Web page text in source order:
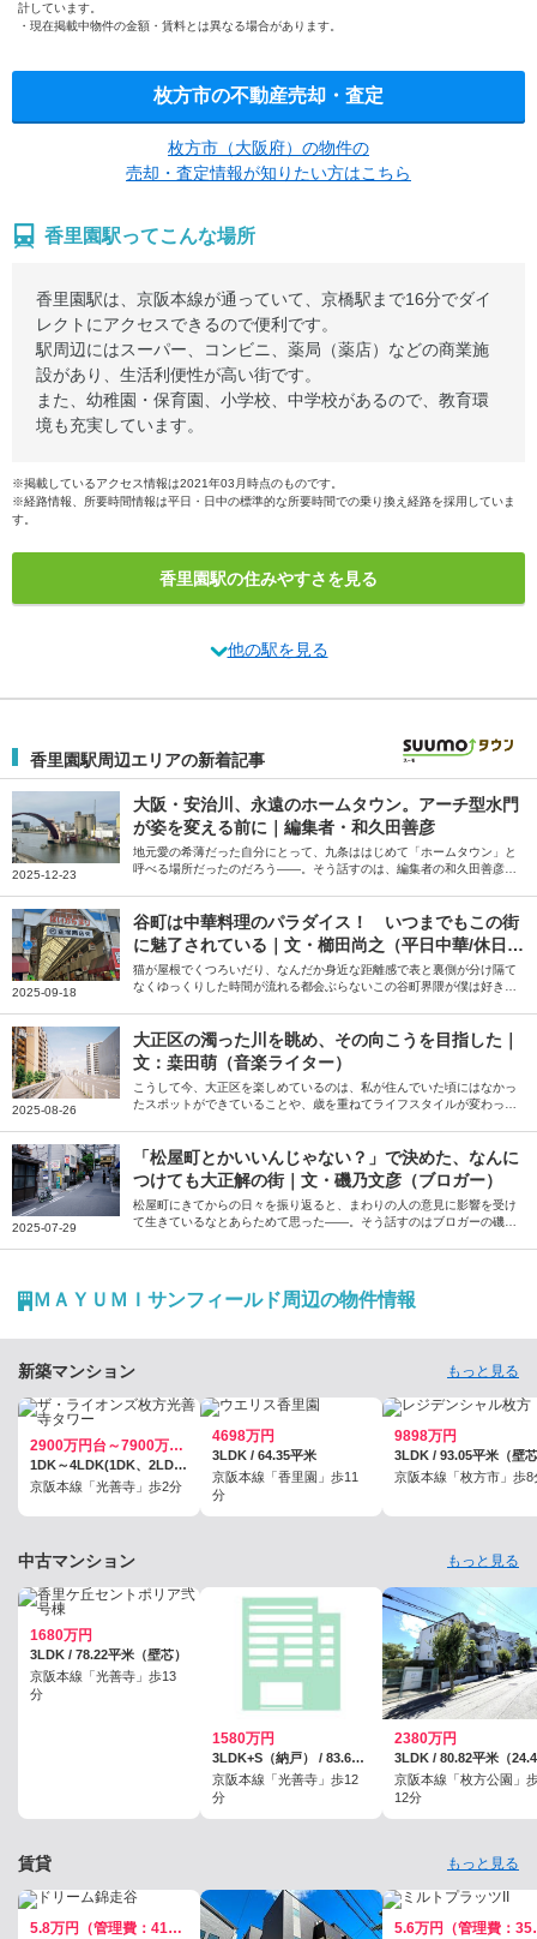
計しています。
現在掲載中物件の金額・賃料とは異なる場合があります。
枚方市の不動産売却・査定
枚方市（大阪府）の物件の
売却・査定情報が知りたい方はこちら
香里園駅ってこんな場所
香里園駅は、京阪本線が通っていて、京橋駅まで16分でダイ
レクトにアクセスできるので便利です。
駅周辺にはスーパー、コンビニ、薬局（薬店）などの商業施
設があり、生活利便性が高い街です。
また、幼稚園・保育園、小学校、中学校があるので、教育環
境も充実しています。
※掲載しているアクセス情報は2021年03月時点のものです。
※経路情報、所要時間情報は平日・日中の標準的な所要時間での乗り換え経路を採用していま
す。
香里園駅の住みやすさを見る
他の駅を見る
香里園駅周辺エリアの新着記事
2025-12-23
大阪・安治川、永遠のホームタウン。アーチ型水門
が姿を変える前に｜編集者・和久田善彦
地元愛の希薄だった自分にとって、九条ははじめて「ホームタウン」と
呼べる場所だったのだろう――。そう話すのは、編集者の和久田善彦さ
2025-09-18
谷町は中華料理のパラダイス！ いつまでもこの街
に魅了されている｜文・櫛田尚之（平日中華/休日中
華 代表）
猫が屋根でくつろいだり、なんだか身近な距離感で表と裏側が分け隔て
なくゆっくりした時間が流れる都会ぶらないこの谷町界隈が僕は好きだ
いただきました。
2025-08-26
大正区の濁った川を眺め、その向こうを目指した｜
文：桒田萌（音楽ライター）
こうして今、大正区を楽しめているのは、私が住んでいた頃にはなかっ
たスポットができていることや、歳を重ねてライフスタイルが変わった
っていただきました。
2025-07-29
「松屋町とかいいんじゃない？」で決めた、なんに
つけても大正解の街｜文・磯乃文彦（ブロガー）
松屋町にきてからの日々を振り返ると、まわりの人の意見に影響を受け
て生きているなとあらためて思った――。そう話すのはブロガーの磯乃
ＭＡＹＵＭＩサンフィールド周辺の物件情報
新築マンション もっと見る
2900万円台～7900万円台／予定
1DK～4LDK(1DK、2LDK+S、3LDK+SIC、3LDK+WIC、4LDK) / 36平米～78.73平米
京阪本線「光善寺」歩2分
4698万円
3LDK / 64.35平米
京阪本線「香里園」歩11
分
9898万円
3LDK / 93.05平米（壁
京阪本線「枚方市」歩8
中古マンション もっと見る
1680万円
3LDK / 78.22平米（壁芯）
京阪本線「光善寺」歩13
分
1580万円
3LDK+S（納戸） / 83.62平米（壁芯）
京阪本線「光善寺」歩12
分
2380万円
京阪本線「枚方公園」
12分
賃貸 もっと見る
5.8万円（管理費：4100円） 5.6